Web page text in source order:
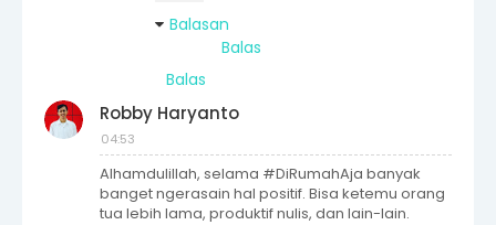
Balasan
Balas
Balas
Robby Haryanto
04:53
Alhamdulillah, selama #DiRumahAja banyak
banget ngerasain hal positif. Bisa ketemu orang
tua lebih lama, produktif nulis, dan lain-lain.